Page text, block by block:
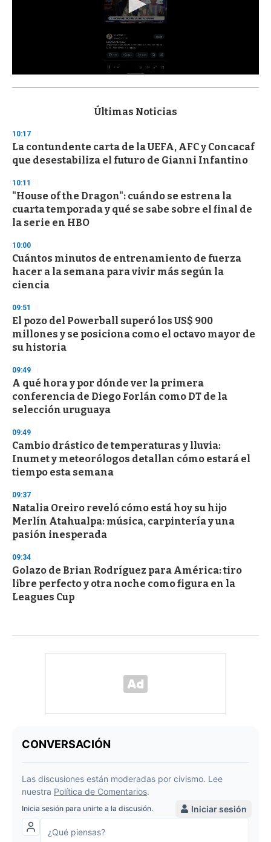
s
d
s
o
f
3
s
c
o
d
s
Últimas Noticias
10:17
La contundente carta de la UEFA, AFC y Concacaf
que desestabiliza el futuro de Gianni Infantino
10:11
"House of the Dragon": cuándo se estrena la
cuarta temporada y qué se sabe sobre el final de
la serie en HBO
10:00
Cuántos minutos de entrenamiento de fuerza
hacer a la semana para vivir más según la
ciencia
09:51
El pozo del Powerball superó los US$ 900
millones y se posiciona como el octavo mayor de
su historia
09:49
A qué hora y por dónde ver la primera
conferencia de Diego Forlán como DT de la
selección uruguaya
09:49
Cambio drástico de temperaturas y lluvia:
Inumet y meteorólogos detallan cómo estará el
tiempo esta semana
09:37
Natalia Oreiro reveló cómo está hoy su hijo
Merlín Atahualpa: música, carpintería y una
pasión inesperada
09:34
Golazo de Brian Rodríguez para América: tiro
libre perfecto y otra noche como figura en la
Leagues Cup